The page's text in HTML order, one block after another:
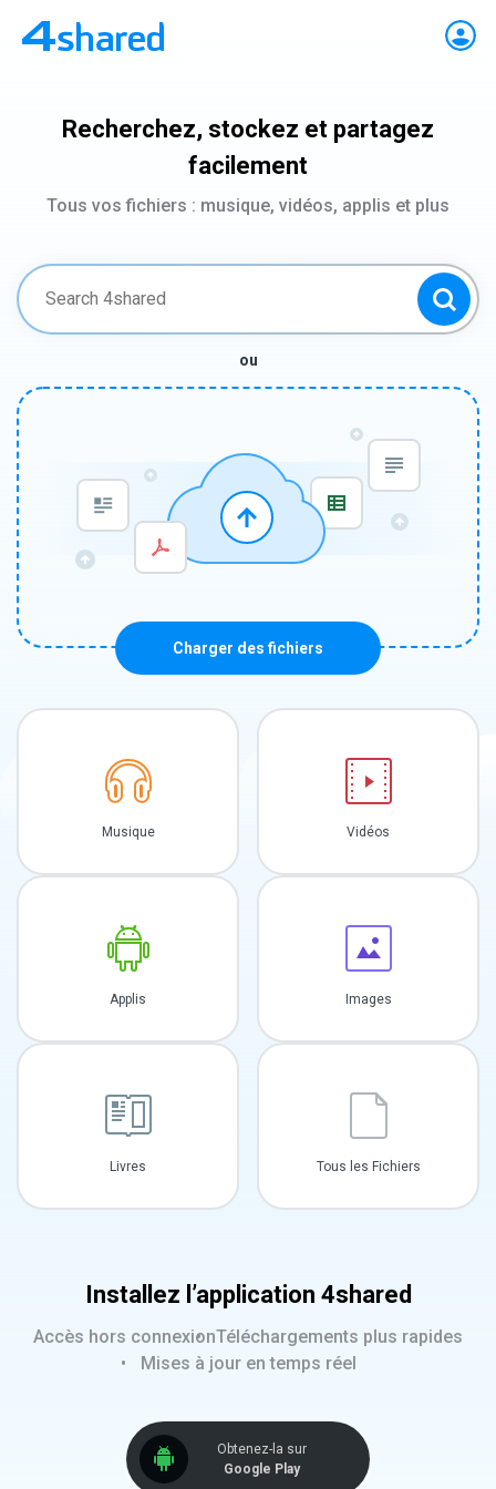
Recherchez, stockez et partagez
facilement
Tous vos fichiers : musique, vidéos, applis et plus
ou
Charger des fichiers
Musique Vidéos
Applis Images
Livres Tous les Fichiers
Installez l’application 4shared
Accès hors connexionTéléchargements plus rapides
Mises à jour en temps réel
Obtenez-la sur
Google Play